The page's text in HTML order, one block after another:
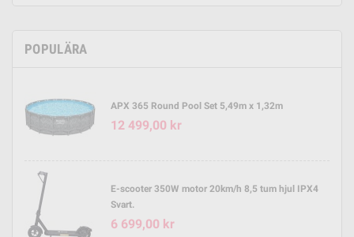
POPULÄRA
APX 365 Round Pool Set 5,49m x 1,32m
12 499,00 kr
E-scooter 350W motor 20km/h 8,5 tum hjul IPX4
Svart.
6 699,00 kr